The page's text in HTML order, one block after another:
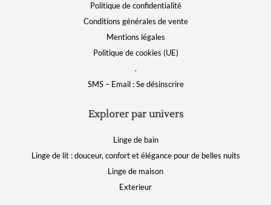
Politique de confidentialité
Conditions générales de vente
Mentions légales
Politique de cookies (UE)
.
SMS – Email : Se désinscrire
Explorer par univers
Linge de bain
Linge de lit : douceur, confort et élégance pour de belles nuits
Linge de maison
Exterieur